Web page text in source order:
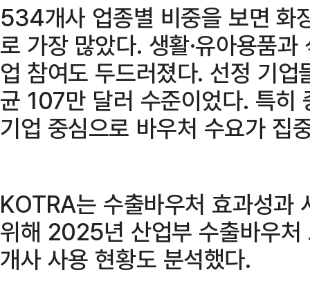
534개사 업종별 비중을 보면 화
로 가장 많았다. 생활·유아용품
업 참여도 두드러졌다. 선정 기
균 107만 달러 수준이었다. 특히
기업 중심으로 바우처 수요가 집
KOTRA는 수출바우처 효과성과
위해 2025년 산업부 수출바우
개사 사용 현황도 분석했다.